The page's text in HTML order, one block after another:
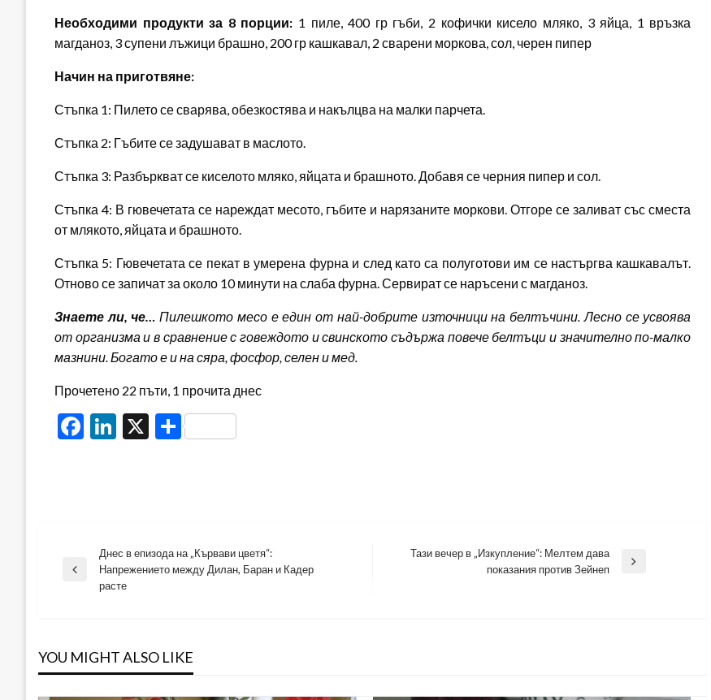
Необходими продукти за 8 порции: 1 пиле, 400 гр гъби, 2 кофички кисело мляко, 3 яйца, 1 връзка
магданоз, 3 супени лъжици брашно, 200 гр кашкавал, 2 сварени моркова, сол, черен пипер
Начин на приготвяне:
Стъпка 1: Пилето се сварява, обезкостява и накълцва на малки парчета.
Стъпка 2: Гъбите се задушават в маслото.
Стъпка 3: Разбъркват се киселото мляко, яйцата и брашното. Добавя се черния пипер и сол.
Стъпка 4: В гювечетата се нареждат месото, гъбите и нарязаните моркови. Отгоре се заливат със сместа
от млякото, яйцата и брашното.
Стъпка 5: Гювечетата се пекат в умерена фурна и след като са полуготови им се настъргва кашкавалът.
Отново се запичат за около 10 минути на слаба фурна. Сервират се наръсени с магданоз.
Знаете ли, че…Пилешкото месо е един от най-добрите източници на белтъчини. Лесно се усвоява
от организма и в сравнение с говеждото и свинското съдържа повече белтъци и значително по-малко
мазнини. Богато е и на сяра, фосфор, селен и мед.
Прочетено 22 пъти, 1 прочита днес
Facebook
LinkedIn
X Share
Навигация
Previous
Днес в епизода на „Кървави цветя“:
Напрежението между Дилан, Баран и Кадер
расте
Тази вечер в „Изкупление“: Мелтем дава
показания против Зейнеп
YOU MIGHT ALSO LIKE